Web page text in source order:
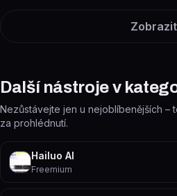
Další nástroje v
Nezůstávejte jen u nejoblíbenějších
za prohlédnutí.
Hailuo AI
Freemium